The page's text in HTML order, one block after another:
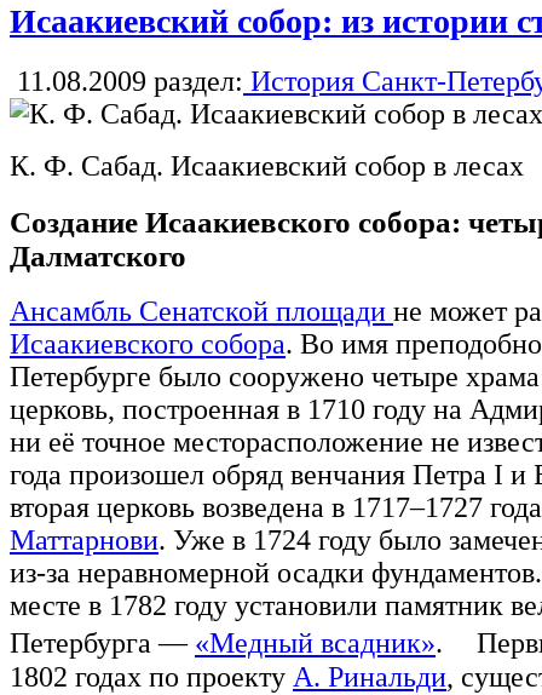
Исаакиевский собор: из истории
11.08.2009 раздел: История Санкт-
К. Ф. Сабад. Исаакиевский собор в лесах
Создание Исаакиевского собора:
Далматского
Ансамбль Сенатской площади не может
Исаакиевского собора. Во имя
Петербурге было сооружено четыре
церковь, построенная в 1710 году на
ни её точное месторасположение не
года произошел обряд венчания Петра I
вторая церковь возведена в 1717–1727
Маттарнови. Уже в 1724 году было
из-за неравномерной осадки
месте в 1782 году установили памятник
Петербурга — «Медный всадник».
1802 годах по проекту А. Ринальди,